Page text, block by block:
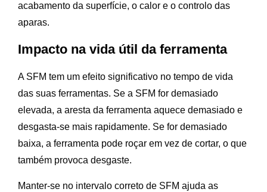
acabamento da superfície, o calor e o controlo das
aparas.
Impacto na vida útil da ferramenta
A SFM tem um efeito significativo no tempo de vida
das suas ferramentas. Se a SFM for demasiado
elevada, a aresta da ferramenta aquece demasiado e
desgasta-se mais rapidamente. Se for demasiado
baixa, a ferramenta pode roçar em vez de cortar, o que
também provoca desgaste.
Manter-se no intervalo correto de SFM ajuda as